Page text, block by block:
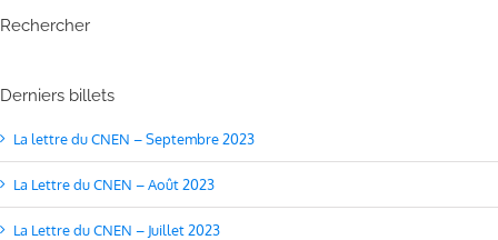
Rechercher
Derniers billets
La lettre du CNEN – Septembre 2023
La Lettre du CNEN – Août 2023
La Lettre du CNEN – Juillet 2023